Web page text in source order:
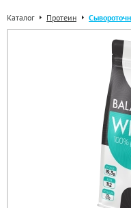
Каталог Протеин